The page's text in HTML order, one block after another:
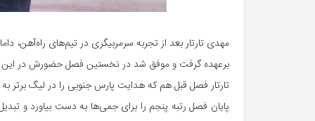
مهدی تارتار بعد از تجربه سرمربیگری در تیم‌های
برعهده گرفت و موفق شد در نخستین فصل حضورش در این
تارتار فصل قبل هم که هدایت پارس جنوبی را در لیگ
پایان فصل رتبه پنجم را برای جمی‌ها به دست بیاورد و